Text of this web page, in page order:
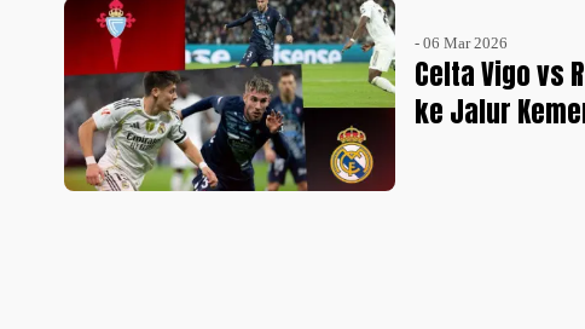
- 06 Mar 2026
Celta Vigo vs
ke Jalur
+
Timnas
Indonesia
SKOR
Media
Disclaimer
Tentang
Kami